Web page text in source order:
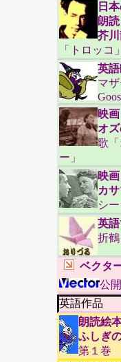
日
朗読
芥
「トロッコ」
英
マ
映画
オ
歌
ー」
映画
カ
シー
英
折鶴
ベクタ
公
英語作品
朗読絵
ふしぎ
第１巻